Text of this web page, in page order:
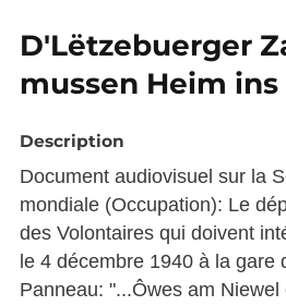
D'Lëtzebuerger
mussen Heim ins
Description
Document audiovisuel sur la
mondiale (Occupation): Le
des Volontaires qui doivent
le 4 décembre 1940 à la gare
Panneau: "...Ôwes am